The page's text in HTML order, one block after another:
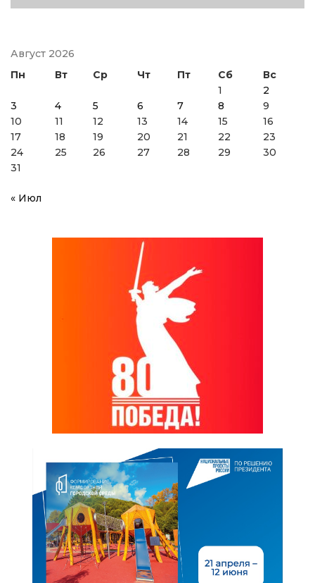
Август 2026
Пн
Вт Ср Чт Пт Сб
Вс
1
2
3
4 5 6 7 8
9
10
11 12 13 14 15
16
17
18 19 20 21 22
23
24
25 26 27 28 29
30
31
« Июл